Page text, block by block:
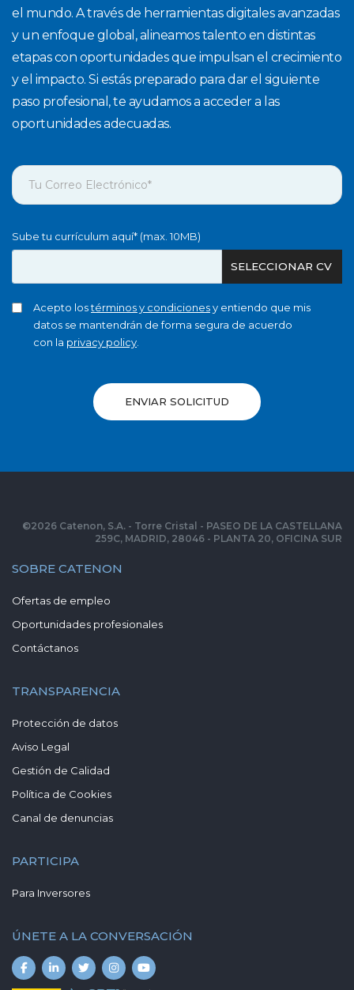
el mundo. A través de herramientas digitales avanzadas
y un enfoque global, alineamos talento en distintas
etapas con oportunidades que impulsan el crecimiento
y el impacto. Si estás preparado para dar el siguiente
paso profesional, te ayudamos a acceder a las
oportunidades adecuadas.
Sube tu currículum aquí* (max. 10MB)
SELECCIONAR CV
Acepto lostérminos y condicionesy entiendo que mis
datos se mantendrán de forma segura de acuerdo
con la privacy policy
ENVIAR SOLICITUD
SOBRE CATENON
Ofertas de empleo
Oportunidades profesionales
Contáctanos
TRANSPARENCIA
Protección de datos
Aviso Legal
Gestión de Calidad
Política de Cookies
Canal de denuncias
PARTICIPA
Para Inversores
ÚNETE A LA CONVERSACIÓN
©2026 Catenon, S.A. - Torre Cristal - PASEO DE LA CASTELLANA
259C, MADRID, 28046 - PLANTA 20, OFICINA SUR